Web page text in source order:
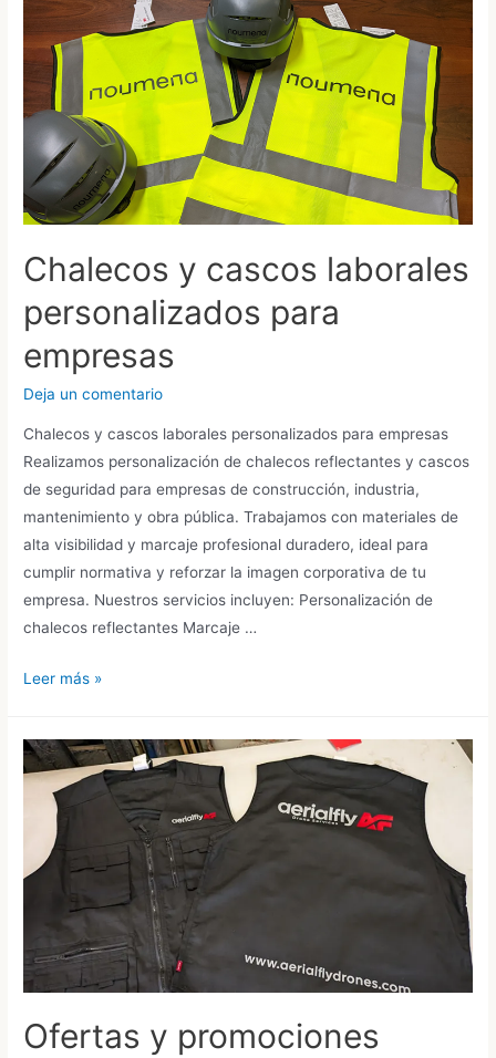
Chalecos y cascos laborales
personalizados para
empresas
Deja un comentario
Chalecos y cascos laborales personalizados para empresas
Realizamos personalización de chalecos reflectantes y cascos
de seguridad para empresas de construcción, industria,
mantenimiento y obra pública. Trabajamos con materiales de
alta visibilidad y marcaje profesional duradero, ideal para
cumplir normativa y reforzar la imagen corporativa de tu
empresa. Nuestros servicios incluyen: Personalización de
chalecos reflectantes Marcaje …
Chalecos
laborales
personalizados
empresas
Leer más »
Ofertas y promociones